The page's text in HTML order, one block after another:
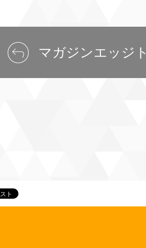
マガジンエッジ